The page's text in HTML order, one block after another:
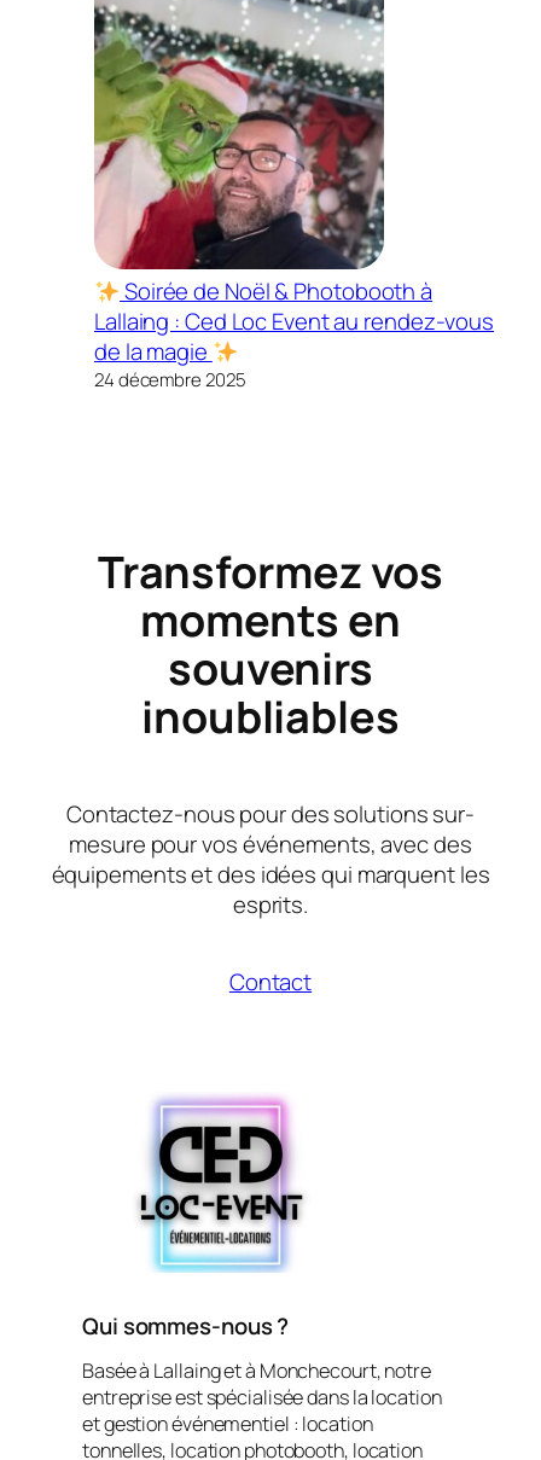
Soirée de Noël & Photobooth à
Lallaing : Ced Loc Event au rendez-vous
de la magie
24 décembre 2025
Transformez vos
moments en
souvenirs
inoubliables
Contactez-nous pour des solutions sur-
mesure pour vos événements, avec des
équipements et des idées qui marquent les
esprits.
Contact
Qui sommes-nous ?
Basée à Lallaing et à Monchecourt, notre
entreprise est spécialisée dans la location
et gestion événementiel : location
tonnelles, location photobooth, location